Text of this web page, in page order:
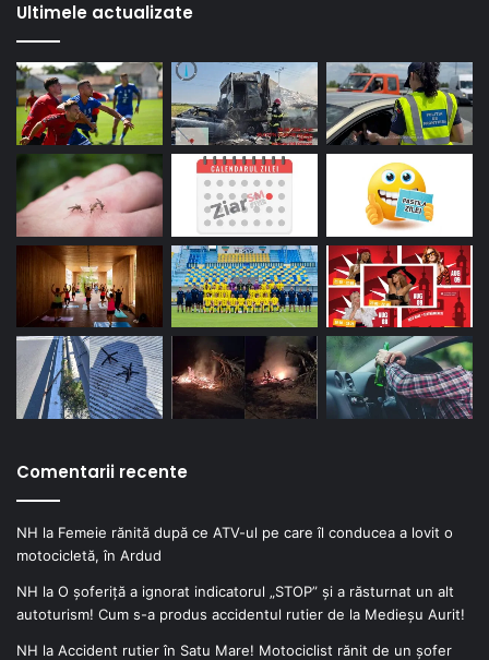
Ultimele actualizate
Comentarii recente
NH la Femeie rănită după ce ATV-ul pe care îl conducea a lovit o
motocicletă, în Ardud
NH la O șoferiță a ignorat indicatorul „STOP” și a răsturnat un alt
autoturism! Cum s-a produs accidentul rutier de la Medieșu Aurit!
NH la Accident rutier în Satu Mare! Motociclist rănit de un șofer